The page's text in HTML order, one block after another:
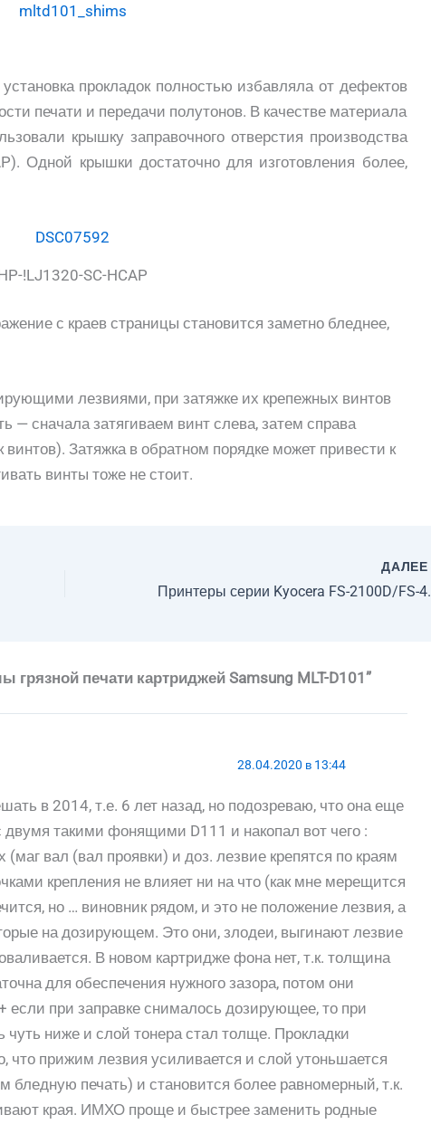
прокладок полностью избавляла от дефектов
печати и передачи полутонов. В качестве материала
крышку заправочного отверстия производства
Одной крышки достаточно для изготовления более,
!LJ1320-SC-HCAP
с краев страницы становится заметно бледнее,
лезвиями, при затяжке их крепежных винтов
— сначала затягиваем винт слева, затем справа
Затяжка в обратном порядке может привести к
винты тоже не стоит.
ДАЛЕЕ
Принтеры серии
печати картриджей Samsung MLT-D101”
28.04.2020 в 13:44
в 2014, т.е. 6 лет назад, но подозреваю, что она еще
двумя такими фонящими D111 и накопал вот чего :
(маг вал (вал проявки) и доз. лезвие крепятся по краям
крепления не влияет ни на что (как мне мерещится
но … виновник рядом, и это не положение лезвия, а
на дозирующем. Это они, злодеи, выгинают лезвие
В новом картридже фона нет, т.к. толщина
для обеспечения нужного зазора, потом они
если при заправке снималось дозирующее, то при
чуть ниже и слой тонера стал толще. Прокладки
что прижим лезвия усиливается и слой утоньшается
бледную печать) и становится более равномерный, т.к.
края. ИМХО проще и быстрее заменить родные